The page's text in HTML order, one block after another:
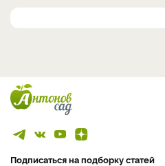
Подписаться на подборку статей